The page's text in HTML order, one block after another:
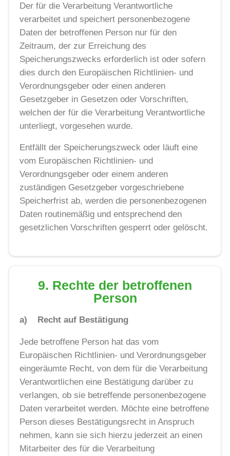
Der für die Verarbeitung Verantwortliche
verarbeitet und speichert personenbezogene
Daten der betroffenen Person nur für den
Zeitraum, der zur Erreichung des
Speicherungszwecks erforderlich ist oder sofern
dies durch den Europäischen Richtlinien- und
Verordnungsgeber oder einen anderen
Gesetzgeber in Gesetzen oder Vorschriften,
welchen der für die Verarbeitung Verantwortliche
unterliegt, vorgesehen wurde.
Entfällt der Speicherungszweck oder läuft eine
vom Europäischen Richtlinien- und
Verordnungsgeber oder einem anderen
zuständigen Gesetzgeber vorgeschriebene
Speicherfrist ab, werden die personenbezogenen
Daten routinemäßig und entsprechend den
gesetzlichen Vorschriften gesperrt oder gelöscht.
9. Rechte der betroffenen
Person
a) Recht auf Bestätigung
Jede betroffene Person hat das vom
Europäischen Richtlinien- und Verordnungsgeber
eingeräumte Recht, von dem für die Verarbeitung
Verantwortlichen eine Bestätigung darüber zu
verlangen, ob sie betreffende personenbezogene
Daten verarbeitet werden. Möchte eine betroffene
Person dieses Bestätigungsrecht in Anspruch
nehmen, kann sie sich hierzu jederzeit an einen
Mitarbeiter des für die Verarbeitung